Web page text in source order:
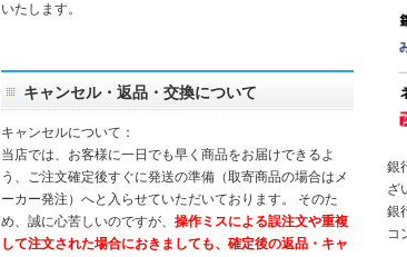
いたします。
キャンセル・返品・交換について
キャンセルについて：
当店では、お客様に一日でも早く商品をお届けできるよ
う、ご注文確定後すぐに発送の準備（取寄商品の場合はメ
ーカー発注）へと入らせていただいております。 そのた
め、誠に心苦しいのですが、 操作ミスによる誤注文や重複
して注文された場合におきましても、確定後の返品・キャ
銀
ざ
銀
コ